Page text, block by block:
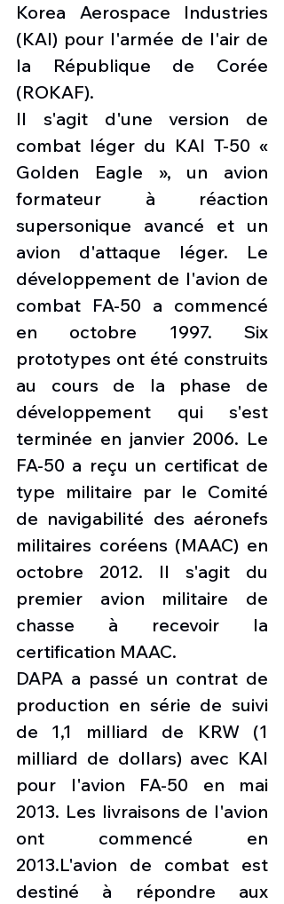
Korea Aerospace Industries
(KAI) pour l'armée de l'air de
la République de Corée
(ROKAF).
Il s'agit d'une version de
combat léger du KAI T-50 «
Golden Eagle », un avion
formateur à réaction
supersonique avancé et un
avion d'attaque léger. Le
développement de l'avion de
combat FA-50 a commencé
en octobre 1997. Six
prototypes ont été construits
au cours de la phase de
développement qui s'est
terminée en janvier 2006. Le
FA-50 a reçu un certificat de
type militaire par le Comité
de navigabilité des aéronefs
militaires coréens (MAAC) en
octobre 2012. Il s'agit du
premier avion militaire de
chasse à recevoir la
certification MAAC.
DAPA a passé un contrat de
production en série de suivi
de 1,1 milliard de KRW (1
milliard de dollars) avec KAI
pour l'avion FA-50 en mai
2013. Les livraisons de l'avion
ont commencé en
2013.L'avion de combat est
destiné à répondre aux